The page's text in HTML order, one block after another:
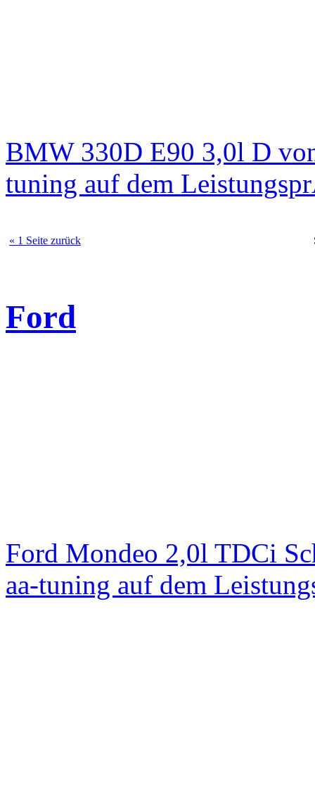
BMW 330D E90 3,0l D
tuning auf dem
« 1 Seite zurück
Ford
Ford Mondeo 2,0l TDCi
aa-tuning auf dem